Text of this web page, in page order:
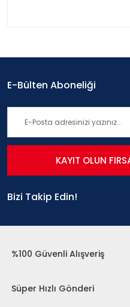
E-Bülten Aboneliği
KAYIT OLUN
Bizi Takip Edin!
%100 Güvenli Alışveriş
Süper Hızlı Gönderi